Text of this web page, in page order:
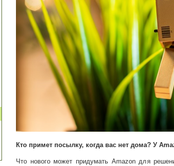
Кто примет посылку, когда вас нет дома? У
Что нового может придумать Amazon для